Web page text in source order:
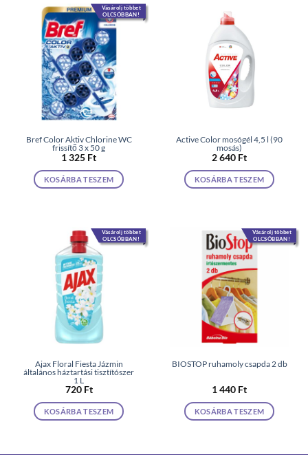
Vásárolj többet
OLCSÓBBAN!
Bref Color Aktiv Chlorine WC
frissítő 3 x 50 g
1 325 Ft
KOSÁRBA TESZEM
Active Color mosógél 4,5 l (90
mosás)
2 640 Ft
KOSÁRBA TESZEM
Vásárolj többet
OLCSÓBBAN!
Ajax Floral Fiesta Jázmin
általános háztartási tisztítószer
1 L
720 Ft
KOSÁRBA TESZEM
Vásárolj többet
OLCSÓBBAN!
BIOSTOP ruhamoly csapda 2 db
1 440 Ft
KOSÁRBA TESZEM